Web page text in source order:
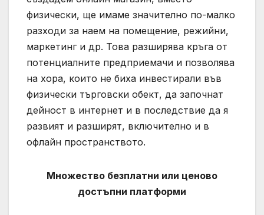
физически, ще имаме значително по-малко
разходи за наем на помещение, режийни,
маркетинг и др. Това разширява кръга от
потенциалните предприемачи и позволява
на хора, които не биха инвестирали във
физически търговски обект, да започнат
дейност в интернет и в последствие да я
развият и разширят, включително и в
офлайн пространството.
Множество безплатни или ценово
достъпни платформи